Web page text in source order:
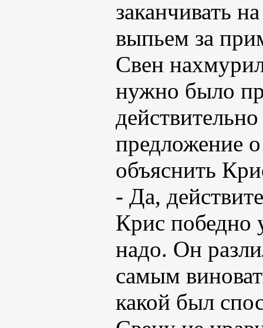
заканчивать
выпьем за
Свен
нужно было
предложение
объяснить
- Да,
Крис победно
надо. Он
самым
какой был